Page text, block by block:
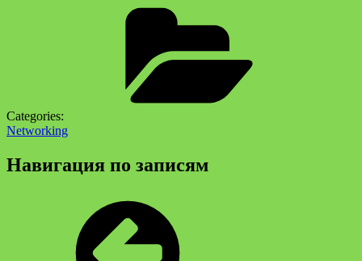
Categories:
Networking
Навигация по записям